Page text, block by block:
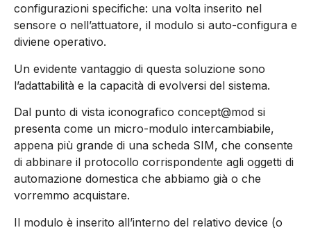
configurazioni specifiche: una volta inserito nel
sensore o nell’attuatore, il modulo si auto-configura e
diviene operativo.
Un evidente vantaggio di questa soluzione sono
l’adattabilità e la capacità di evolversi del sistema.
Dal punto di vista iconografico concept@mod si
presenta come un micro-modulo intercambiabile,
appena più grande di una scheda SIM, che consente
di abbinare il protocollo corrispondente agli oggetti di
automazione domestica che abbiamo già o che
vorremmo acquistare.
Il modulo è inserito all’interno del relativo device (o